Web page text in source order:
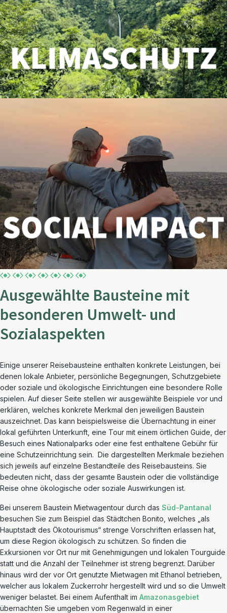
Ausgewählte Bausteine mit
besonderen Umwelt- und
Sozialaspekten
Einige unserer Reisebausteine enthalten konkrete Leistungen, bei
denen lokale Anbieter, persönliche Begegnungen, Schutzgebiete
oder soziale und ökologische Einrichtungen eine besondere Rolle
spielen. Auf dieser Seite stellen wir ausgewählte Beispiele vor und
erklären, welches konkrete Merkmal den jeweiligen Baustein
auszeichnet. Das kann beispielsweise die Übernachtung in einer
lokal geführten Unterkunft, eine Tour mit einem örtlichen Guide, der
Besuch eines Nationalparks oder eine fest enthaltene Gebühr für
eine Schutzeinrichtung sein. Die dargestellten Merkmale beziehen
sich jeweils auf einzelne Bestandteile des Reisebausteins. Sie
bedeuten nicht, dass der gesamte Baustein oder die vollständige
Reise ohne ökologische oder soziale Auswirkungen ist.
Bei unserem Baustein Mietwagentour durch das Süd-Pantanal
besuchen Sie zum Beispiel das Städtchen Bonito, welches „als
Hauptstadt des Ökotourismus“ strenge Vorschriften erlassen hat,
um diese Region ökologisch zu schützen. So finden die
Exkursionen vor Ort nur mit Genehmigungen und lokalen Tourguide
statt und die Anzahl der Teilnehmer ist streng begrenzt. Darüber
hinaus wird der vor Ort genutzte Mietwagen mit Ethanol betrieben,
welcher aus lokalem Zuckerrohr hergestellt wird und so die Umwelt
weniger belastet. Bei einem Aufenthalt im Amazonasgebiet
übernachten Sie umgeben vom Regenwald in einer